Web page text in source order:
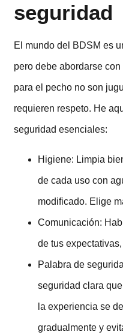
seguridad
El mundo del BDSM es
pero debe abordarse
para el pecho no son
requieren respeto. He
seguridad esenciales:
Higiene: Limpia
de cada uso con
modificado. Elige
Comunicación:
de tus
Palabra de
seguridad clara
la experiencia se
gradualmente y